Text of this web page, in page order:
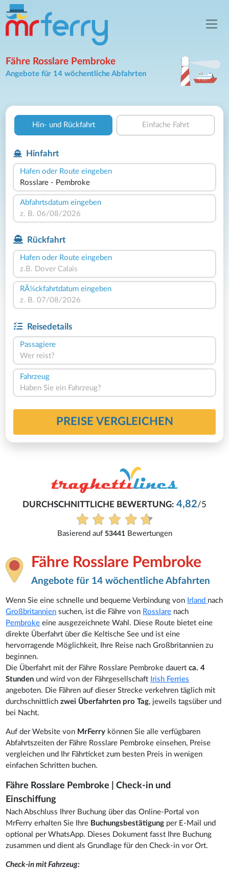
Fähre Rosslare Pembroke
Angebote für 14 wöchentliche Abfahrten
Hin- und Rückfahrt Einfache Fahrt
Hinfahrt
Hafen oder Route eingeben
Abfahrtsdatum eingeben
Rückfahrt
Hafen oder Route eingeben
RÃ¼ckfahrtdatum eingeben
Reisedetails
Passagiere
Wer reist?
Fahrzeug
Haben Sie ein Fahrzeug?
PREISE VERGLEICHEN
/5
Reinhard
Buchung war problemlos.
Alle Bewertungen anzeigen
Fähre Rosslare Pembroke
Angebote für 14 wöchentliche Abfahrten
Wenn Sie eine schnelle und bequeme Verbindung von Irland nach
Großbritannien suchen, ist die Fähre von Rosslare nach
Pembroke eine ausgezeichnete Wahl. Diese Route bietet eine
direkte Überfahrt über die Keltische See und ist eine
hervorragende Möglichkeit, Ihre Reise nach Großbritannien zu
beginnen.
Die Überfahrt mit der Fähre Rosslare Pembroke dauertca. 4
Stunden und wird von der Fährgesellschaft Irish Ferries
angeboten. Die Fähren auf dieser Strecke verkehren täglich mit
durchschnittlichzwei Überfahrten pro Tag, jeweils tagsüber und
bei Nacht.
Auf der Website von MrFerry können Sie alle verfügbaren
Abfahrtszeiten der Fähre Rosslare Pembroke einsehen, Preise
vergleichen und Ihr Fährticket zum besten Preis in wenigen
einfachen Schritten buchen.
Fähre Rosslare Pembroke | Check-in und
Einschiffung
Nach Abschluss Ihrer Buchung über das Online-Portal von
MrFerry erhalten Sie Ihre Buchungsbestätigung per E-Mail und
optional per WhatsApp. Dieses Dokument fasst Ihre Buchung
zusammen und dient als Grundlage für den Check-in vor Ort.
Check-in mit Fahrzeug: